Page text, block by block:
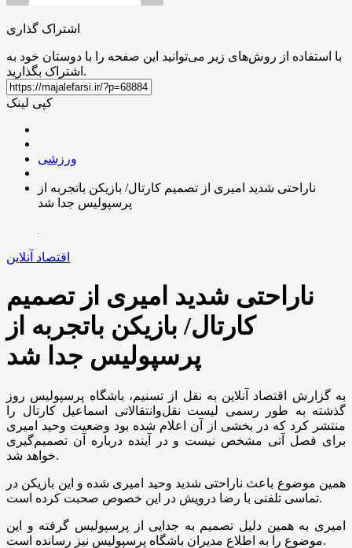
اشتراک گذاری
با استفاده از روش‌های زیر می‌توانید این صفحه را با دوستان خود به
اشتراک بگذارید.
کپی لینک
ورزشی
ناراحتی شدید امیری از تصمیم کارتال/ بازیکن باتجربه از
پرسپولیس جدا شد
اقتصاد آنلاین
ناراحتی شدید امیری از تصمیم
کارتال/ بازیکن باتجربه از
پرسپولیس جدا شد
به گزارش اقتصاد آنلاین به نقل از تسنیم، باشگاه پرسپولیس روز
گذشته به طور رسمی لیست نقل‌و‌انتقالاتی اسماعیل کارتال را
منتشر کرد که در بخشی از آن اعلام شده بود وضعیت وحید امیری
برای فصل آتی مشخص نیست و در آینده درباره آن تصمیم‌گیری
خواهد شد.
همین موضوع باعث ناراحتی شدید وحید امیری شده و این بازیکن در
تماسی تلفنی با رضا درویش در این خصوص صحبت کرده است.
امیری به همین دلیل تصمیم به جدایی از پرسپولیس گرفته و این
موضوع را به اطلاع مدیران باشگاه پرسپولیس نیز رسانده است.